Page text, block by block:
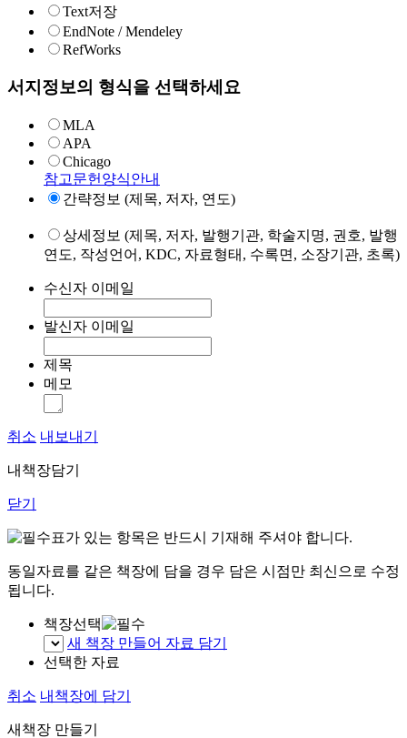
Text저장
EndNote / Mendeley
RefWorks
서지정보의 형식을 선택하세요
MLA
APA
Chicago
참고문헌양식안내
간략정보 (제목, 저자, 연도)
상세정보 (제목, 저자, 발행기관, 학술지명, 권호, 발행
연도, 작성언어, KDC, 자료형태, 수록면, 소장기관, 초록)
수신자 이메일
발신자 이메일
제목
메모
취소 내보내기
내책장담기
닫기
표가 있는 항목은 반드시 기재해 주셔야 합니다.
동일자료를 같은 책장에 담을 경우 담은 시점만 최신으로 수정
됩니다.
책장선택
새 책장 만들어 자료 담기
선택한 자료
취소 내책장에 담기
새책장 만들기